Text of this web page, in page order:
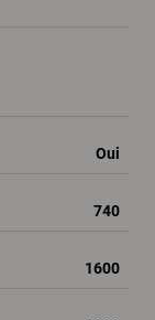
Oui
740
1600